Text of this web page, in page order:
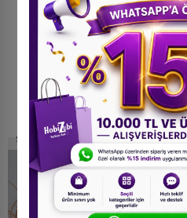
Yassı Rattan Doğal Bambu
Çubuk 2 Kg Brüt - 2mm
Rattan İp
5.250,00 TL
STOKTA YOK